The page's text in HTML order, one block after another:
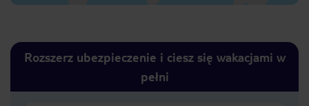
Rozszerz ubezpieczenie i ciesz się wakacjami w
pełni